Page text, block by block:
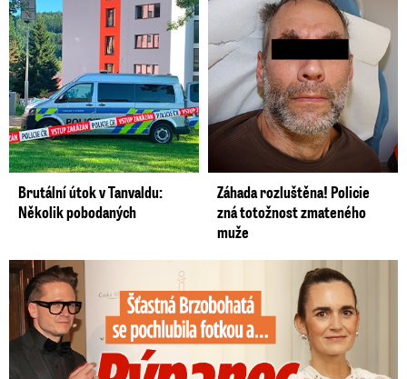
Brutální útok v Tanvaldu:
Několik pobodaných
Záhada rozluštěna! Policie
zná totožnost zmateného
muže
Šťastná Brzobohatá se pochlubila fotkou: Rýpanec od Ondřeje